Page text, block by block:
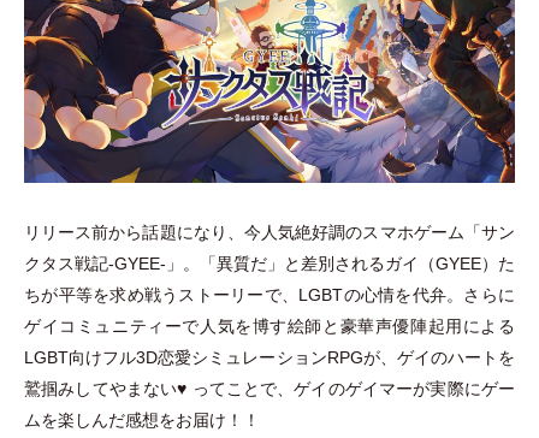
リリース前から話題になり、今人気絶好調のスマホゲーム 「サン
クタス戦記-GYEE- 」 。 「異質だ 」 と差別されるガイ （GYEE） た
ちが平等を求め戦うストーリーで、LGBTの心情を代弁。さらに
ゲイコミュニティーで人気を博す絵師と豪華声優陣起用による
LGBT向けフル3D恋愛シミュレーションRPGが、ゲイのハートを
鷲掴みしてやまない♥︎ ってことで、ゲイのゲイマーが実際にゲー
ムを楽しんだ感想をお届け！！